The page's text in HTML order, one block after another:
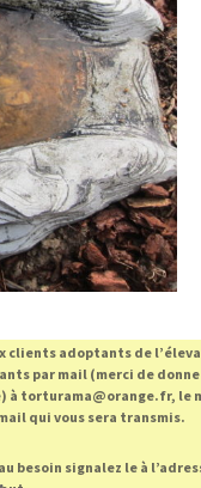
clients adoptants de
par mail (merci de
à torturama@orange.fr, le
qui vous sera transmis.
besoin signalez le à